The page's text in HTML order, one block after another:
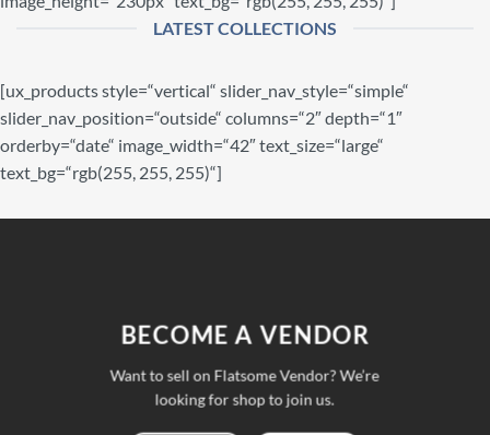
LATEST COLLECTIONS
[ux_products style=“vertical“ slider_nav_style=“simple“
slider_nav_position=“outside“ columns=“2″ depth=“1″
orderby=“date“ image_width=“42″ text_size=“large“
text_bg=“rgb(255, 255, 255)“]
BECOME A VENDOR
Want to sell on Flatsome Vendor? We’re
looking for shop to join us.